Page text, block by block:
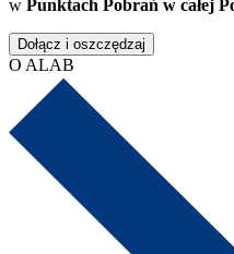
w Punktach Pobrań w całej
Dołącz i oszczędzaj
O ALAB